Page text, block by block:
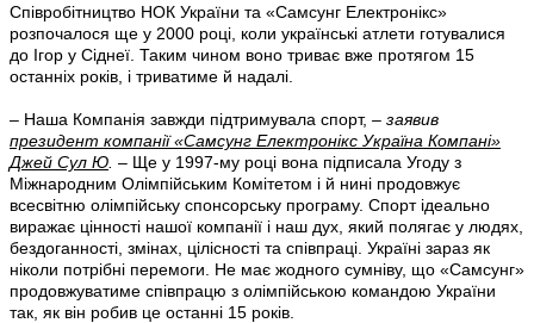
Співробітництво НОК України та «Самсунг Електронікс»
розпочалося ще у 2000 році, коли українські атлети готувалися
до Ігор у Сіднеї. Таким чином воно триває вже протягом 15
останніх років, і триватиме й надалі.
– Наша Компанія завжди підтримувала спорт, – заявив
президент компанії «Самсунг Електронікс Україна Компані»
Джей Сул Ю – Ще у 1997-му році вона підписала Угоду з
Міжнародним Олімпійським Комітетом і й нині продовжує
всесвітню олімпійську спонсорську програму. Спорт ідеально
виражає цінності нашої компанії і наш дух, який полягає у людях,
бездоганності, змінах, цілісності та співпраці. Україні зараз як
ніколи потрібні перемоги. Не має жодного сумніву, що «Самсунг»
продовжуватиме співпрацю з олімпійською командою України
так, як він робив це останні 15 років.